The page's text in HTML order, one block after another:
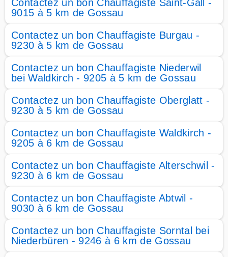
Contactez un bon Chauffagiste Saint-Gall -
9015 à 5 km de Gossau
Contactez un bon Chauffagiste Burgau -
9230 à 5 km de Gossau
Contactez un bon Chauffagiste Niederwil
bei Waldkirch - 9205 à 5 km de Gossau
Contactez un bon Chauffagiste Oberglatt -
9230 à 5 km de Gossau
Contactez un bon Chauffagiste Waldkirch -
9205 à 6 km de Gossau
Contactez un bon Chauffagiste Alterschwil -
9230 à 6 km de Gossau
Contactez un bon Chauffagiste Abtwil -
9030 à 6 km de Gossau
Contactez un bon Chauffagiste Sorntal bei
Niederbüren - 9246 à 6 km de Gossau